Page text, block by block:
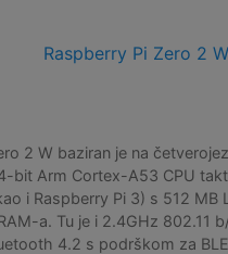
Raspberry Pi Zero 2 W
2 W baziran je na
bit Arm Cortex-A53 CPU
i Raspberry Pi 3) s 512 MB
a. Tu je i 2.4GHz 802.11
4.2 s podrškom za